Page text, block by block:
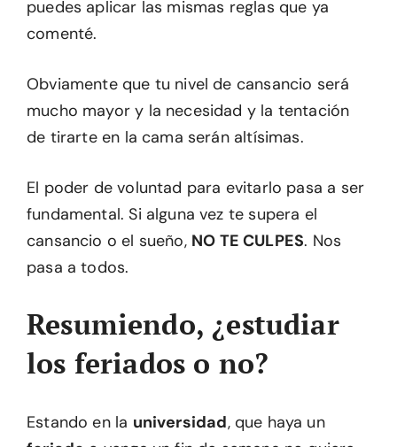
puedes aplicar las mismas reglas que ya
comenté.
Obviamente que tu nivel de cansancio será
mucho mayor y la necesidad y la tentación
de tirarte en la cama serán altísimas.
El poder de voluntad para evitarlo pasa a ser
fundamental. Si alguna vez te supera el
cansancio o el sueño, NO TE CULPES. Nos
pasa a todos.
Resumiendo, ¿estudiar
los feriados o no?
Estando en la universidad, que haya un